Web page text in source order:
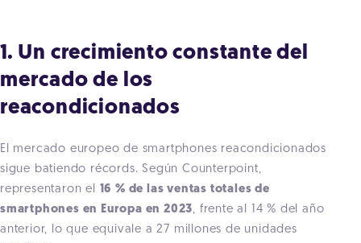
1. Un crecimiento constante del
mercado de los
reacondicionados
El mercado europeo de smartphones reacondicionados
sigue batiendo récords. Según Counterpoint,
representaron el 16 % de las ventas totales de
smartphones en Europa en 2023, frente al 14 % del año
anterior, lo que equivale a 27 millones de unidades